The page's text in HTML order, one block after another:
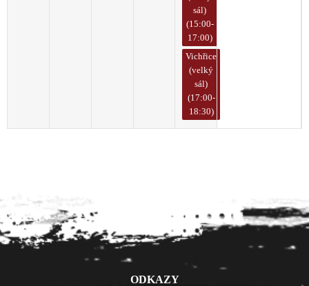
sál)
(15:00-
17:00)
Vichřice
(velký
sál)
(17:00-
18:30)
ODKAZY